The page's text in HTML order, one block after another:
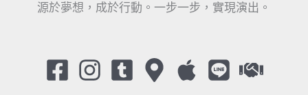
源於夢想，成於行動。一步一步，實現演出。